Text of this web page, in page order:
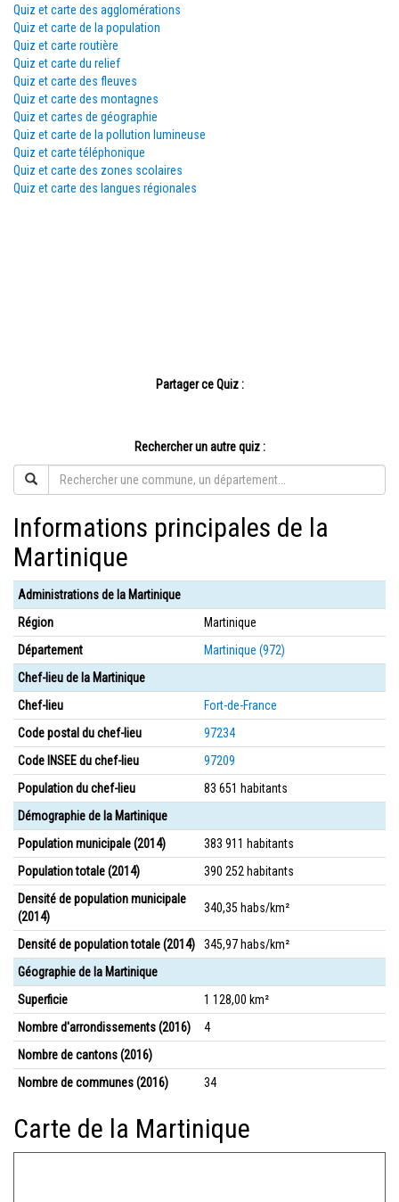
Quiz et carte des agglomérations
Quiz et carte de la population
Quiz et carte routière
Quiz et carte du relief
Quiz et carte des fleuves
Quiz et carte des montagnes
Quiz et cartes de géographie
Quiz et carte de la pollution lumineuse
Quiz et carte téléphonique
Quiz et carte des zones scolaires
Quiz et carte des langues régionales
Partager ce Quiz :
Rechercher un autre quiz :
Informations principales de la
Martinique
Administrations de la Martinique
Région
Martinique
Département
Martinique (972)
Chef-lieu de la Martinique
Chef-lieu
Fort-de-France
Code postal du chef-lieu
97234
Code INSEE du chef-lieu
97209
Population du chef-lieu
83 651 habitants
Démographie de la Martinique
Population municipale (2014)
383 911 habitants
Population totale (2014)
390 252 habitants
Densité de population municipale
(2014)
340,35 habs/km²
Densité de population totale (2014)
345,97 habs/km²
Géographie de la Martinique
Superficie
1 128,00 km²
Nombre d'arrondissements (2016)
4
Nombre de cantons (2016)
Nombre de communes (2016)
34
Carte de la Martinique